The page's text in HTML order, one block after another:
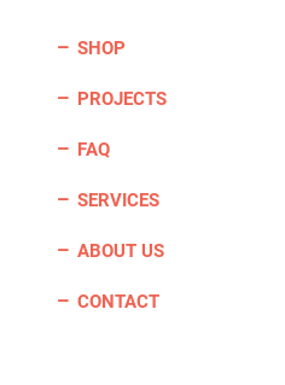
SHOP
PROJECTS
FAQ
SERVICES
ABOUT US
CONTACT